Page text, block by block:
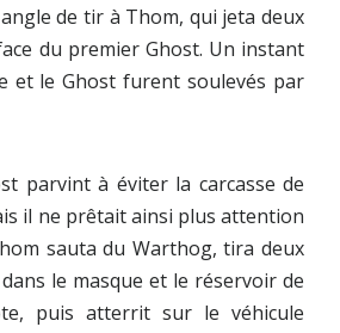
de tir à Thom, qui jeta deux
du premier Ghost. Un instant
et le Ghost furent soulevés par
parvint à éviter la carcasse de
il ne prêtait ainsi plus attention
sauta du Warthog, tira deux
le masque et le réservoir de
puis atterrit sur le véhicule